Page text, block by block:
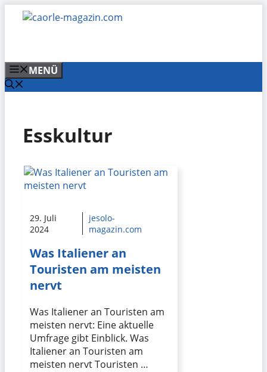
Zum
Inhalt
MENÜ
Esskultur
29. Juli
2024
jesolo-
magazin.com
Was Italiener an
Touristen am meisten
nervt
Was Italiener an Touristen am
meisten nervt: Eine aktuelle
Umfrage gibt Einblick. Was
Italiener an Touristen am
meisten nervt Touristen …